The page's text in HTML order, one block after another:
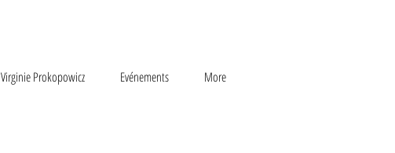
Virginie Prokopowicz Evénements More